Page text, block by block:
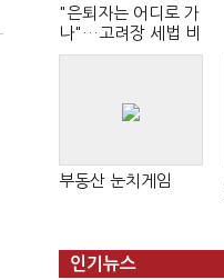
"은퇴자는 어디로 가
나"…고려장 세법 비
판 확산
부동산 눈치게임
인기뉴스